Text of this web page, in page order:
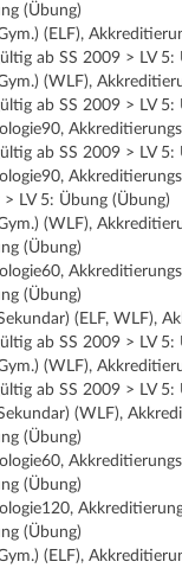
(Übung)
(ELF),
ab SS 2009 > LV 5:
(WLF),
ab SS 2009 > LV 5:
ab SS 2009 > LV 5:
LV 5: Übung (Übung)
(WLF),
(Übung)
(Übung)
(ELF,
ab SS 2009 > LV 5:
(WLF),
ab SS 2009 > LV 5:
(WLF),
(Übung)
(Übung)
(Übung)
(ELF),